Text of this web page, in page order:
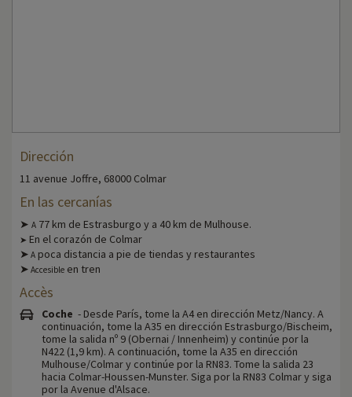
Dirección
11 avenue Joffre, 68000 Colmar
En las cercanías
➤ A 77 km de Estrasburgo y a 40 km de Mulhouse.
➤ En el corazón de Colmar
➤ A poca distancia a pie de tiendas y restaurantes
➤ Accesible en tren
Accès
Coche - Desde París, tome la A4 en dirección Metz/Nancy. A
continuación, tome la A35 en dirección Estrasburgo/Bischeim,
tome la salida nº 9 (Obernai / Innenheim) y continúe por la
N422 (1,9 km). A continuación, tome la A35 en dirección
Mulhouse/Colmar y continúe por la RN83. Tome la salida 23
hacia Colmar-Houssen-Munster. Siga por la RN83 Colmar y siga
por la Avenue d'Alsace.